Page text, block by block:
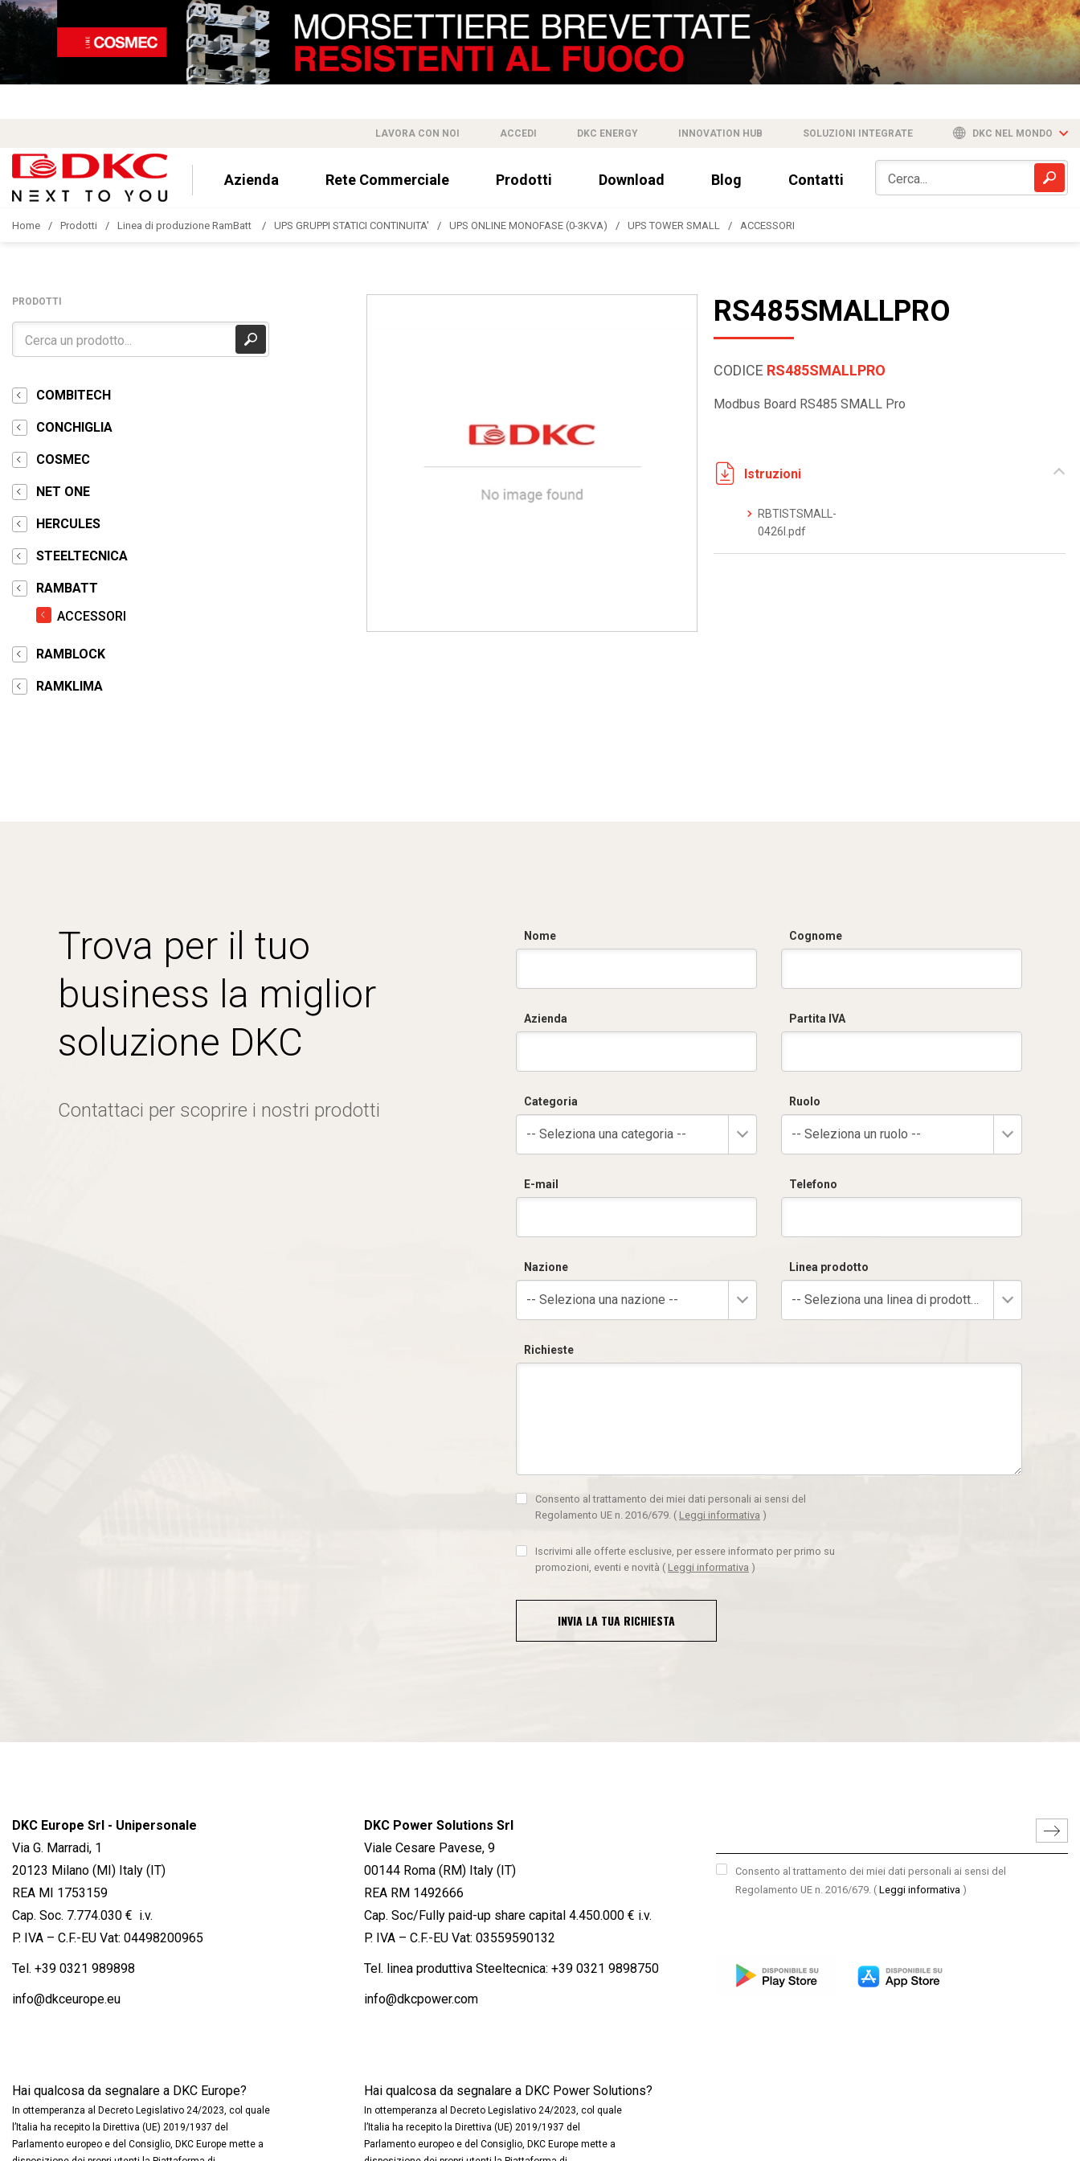
LAVORA CON NOI ACCEDI DKC ENERGY INNOVATION HUB SOLUZIONI INTEGRATE DKC NEL MONDO
Azienda Rete Commerciale Prodotti Download Blog Contatti
Home Prodotti Linea di produzione RamBatt UPS GRUPPI STATICI CONTINUITA' UPS ONLINE MONOFASE (0-3KVA) UPS TOWER SMALL ACCESSORI
PRODOTTI
COMBITECH
CONCHIGLIA
COSMEC
NET ONE
HERCULES
STEELTECNICA
RAMBATT
ACCESSORI
RAMBLOCK
RAMKLIMA
RS485SMALLPRO
CODICE RS485SMALLPRO
Modbus Board RS485 SMALL Pro
Istruzioni
RBTISTSMALL-
0426I.pdf
Trova per il tuo
business la miglior
soluzione DKC
Contattaci per scoprire i nostri prodotti
Nome Cognome
Azienda Partita IVA
Categoria
-- Seleziona una categoria --
Ruolo
-- Seleziona un ruolo --
E-mail Telefono
Nazione
-- Seleziona una nazione --
Linea prodotto
-- Seleziona una linea di prodotto --
Richieste
Consento al trattamento dei miei dati personali ai sensi del
Regolamento UE n. 2016/679. ( Leggi informativa )
Iscrivimi alle offerte esclusive, per essere informato per primo su
promozioni, eventi e novità ( Leggi informativa )
INVIA LA TUA RICHIESTA
DKC Europe Srl - Unipersonale
Via G. Marradi, 1
20123 Milano (MI) Italy (IT)
REA MI 1753159
Cap. Soc. 7.774.030 € i.v.
P. IVA – C.F.-EU Vat: 04498200965
Tel. +39 0321 989898
info@dkceurope.eu
Hai qualcosa da segnalare a DKC Europe?
In ottemperanza al Decreto Legislativo 24/2023, col quale
l’Italia ha recepito la Direttiva (UE) 2019/1937 del
Parlamento europeo e del Consiglio, DKC Europe mette a
DKC Power Solutions Srl
Viale Cesare Pavese, 9
00144 Roma (RM) Italy (IT)
REA RM 1492666
Cap. Soc/Fully paid-up share capital 4.450.000 € i.v.
P. IVA – C.F.-EU Vat: 03559590132
Tel. linea produttiva Steeltecnica: +39 0321 9898750
info@dkcpower.com
Hai qualcosa da segnalare a DKC Power Solutions?
In ottemperanza al Decreto Legislativo 24/2023, col quale
l’Italia ha recepito la Direttiva (UE) 2019/1937 del
Parlamento europeo e del Consiglio, DKC Europe mette a
Consento al trattamento dei miei dati personali ai sensi del
Regolamento UE n. 2016/679. ( Leggi informativa )